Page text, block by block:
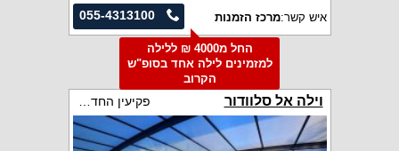
055-4313100 איש קשר:מרכז הזמנות
החל מ4000 ₪ ללילה
למזמינים לילה אחד בסופ"ש
הקרוב
וילה אל סלוודור